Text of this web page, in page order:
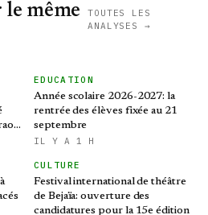
le même
TOUTES LES
ANALYSES →
EDUCATION
Année scolaire 2026-2027: la
rentrée des élèves fixée au 21
septembre
IL Y A 1 H
CULTURE
Festival international de théâtre
de Bejaïa: ouverture des
candidatures pour la 15e édition